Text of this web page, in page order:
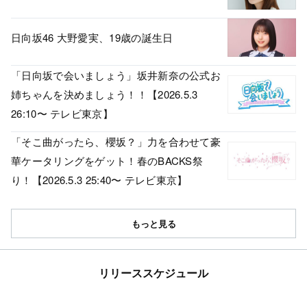
日向坂46 大野愛実、19歳の誕生日
「日向坂で会いましょう」坂井新奈の公式お
姉ちゃんを決めましょう！！【2026.5.3
26:10〜 テレビ東京】
「そこ曲がったら、櫻坂？」力を合わせて豪
華ケータリングをゲット！春のBACKS祭
り！【2026.5.3 25:40〜 テレビ東京】
もっと見る
リリーススケジュール